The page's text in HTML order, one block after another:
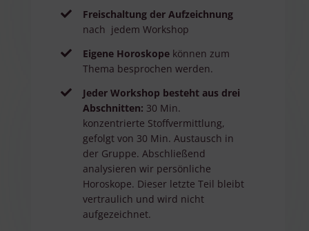
Freischaltung der Aufzeichnung
nach jedem Workshop
Eigene Horoskope können zum
Thema besprochen werden.
Jeder Workshop besteht aus drei
Abschnitten: 30 Min.
konzentrierte Stoffvermittlung,
gefolgt von 30 Min. Austausch in
der Gruppe. Abschließend
analysieren wir persönliche
Horoskope. Dieser letzte Teil bleibt
vertraulich und wird nicht
aufgezeichnet.